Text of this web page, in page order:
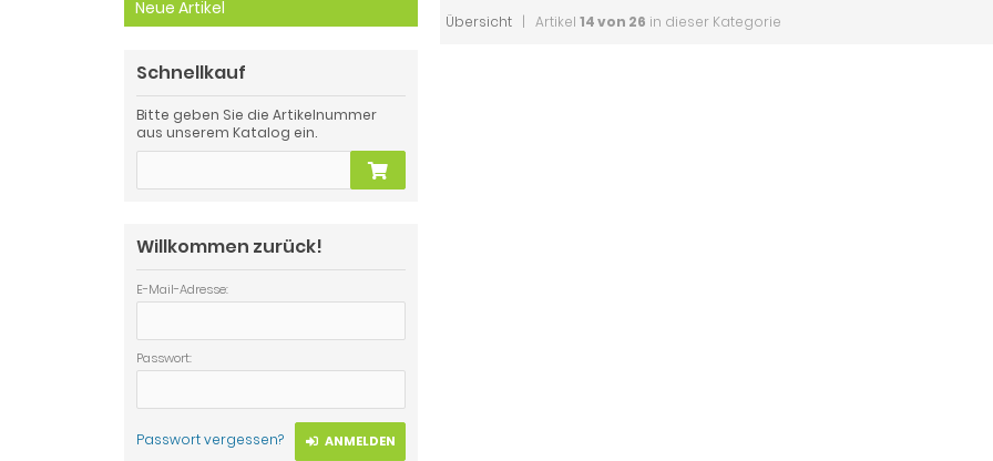
Übersicht | Artikel 14 von 26 in dieser Kategorie
Neue Artikel
Schnellkauf
Bitte geben Sie die Artikelnummer
aus unserem Katalog ein.
Willkommen zurück!
E-Mail-Adresse:
Passwort:
Passwort vergessen? ANMELDEN